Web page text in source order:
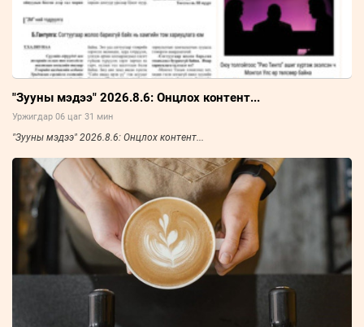
"Зууны мэдээ" 2026.8.6: Онцлох контент...
Уржигдар 06 цаг 31 мин
"Зууны мэдээ" 2026.8.6: Онцлох контент...